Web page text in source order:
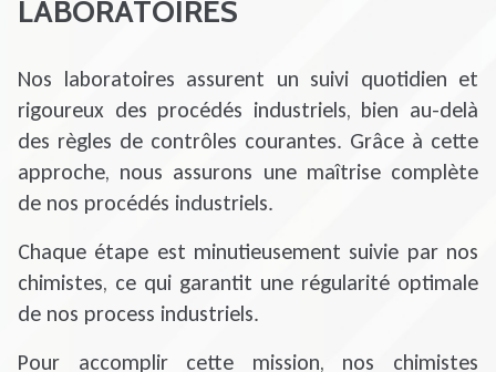
LABORATOIRES
Nos laboratoires assurent un suivi quotidien et
rigoureux des procédés industriels, bien au-delà
des règles de contrôles courantes. Grâce à cette
approche, nous assurons une maîtrise complète
de nos procédés industriels.
Chaque étape est minutieusement suivie par nos
chimistes, ce qui garantit une régularité optimale
de nos process industriels.
Pour accomplir cette mission, nos chimistes